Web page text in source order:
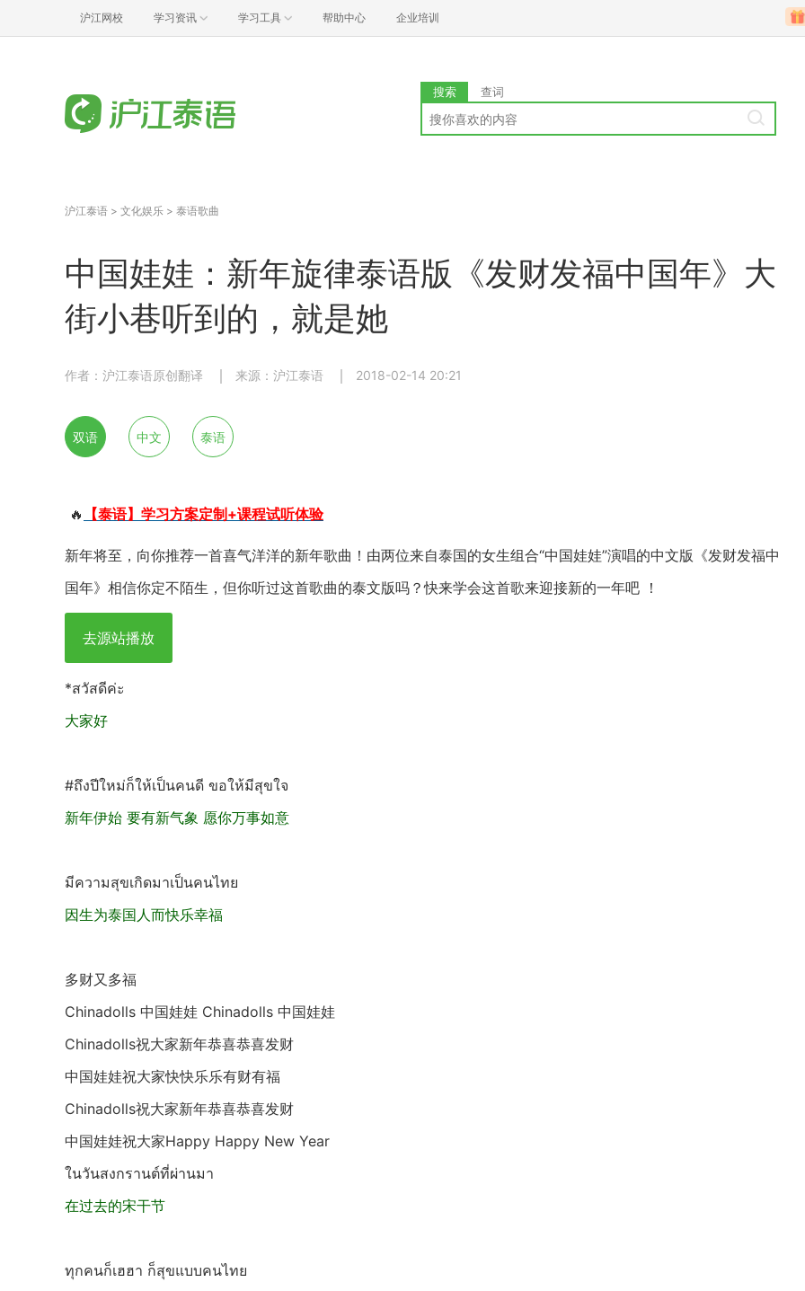
沪江网校 学习资讯 学习工具 帮助中心 企业培训
搜索 查词
沪江泰语 > 文化娱乐 > 泰语歌曲
中国娃娃：新年旋律泰语版《发财发福中国年》大
街小巷听到的，就是她
作者：沪江泰语原创翻译 来源：沪江泰语 2018-02-14 20:21
双语 中文 泰语
🔥 【泰语】学习方案定制+课程试听体验
新年将至，向你推荐一首喜气洋洋的新年歌曲！由两位来自泰国的女生组合“中国娃娃”演唱的中文版《发财发福中
国年》相信你定不陌生，但你听过这首歌曲的泰文版吗？快来学会这首歌来迎接新的一年吧 ！
去源站播放
*สวัสดีค่ะ
大家好
#ถึงปีใหม่ก็ให้เป็นคนดี ขอให้มีสุขใจ
新年伊始 要有新气象 愿你万事如意
มีความสุขเกิดมาเป็นคนไทย
因生为泰国人而快乐幸福
多财又多福
Chinadolls 中国娃娃 Chinadolls 中国娃娃
Chinadolls祝大家新年恭喜恭喜发财
中国娃娃祝大家快快乐乐有财有福
Chinadolls祝大家新年恭喜恭喜发财
中国娃娃祝大家Happy Happy New Year
ในวันสงกรานต์ที่ผ่านมา
在过去的宋干节
ทุกคนก็เฮฮา ก็สุขแบบคนไทย